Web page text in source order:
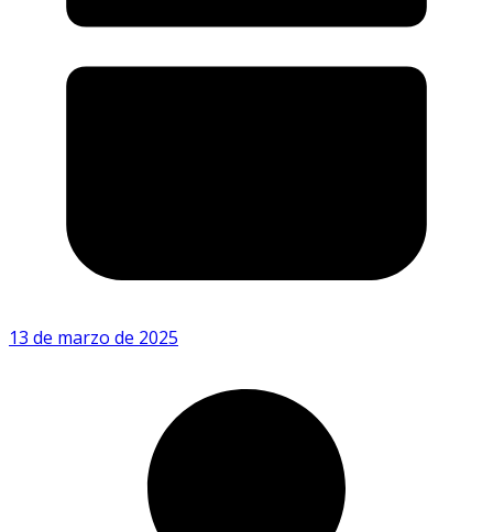
13 de marzo de 2025